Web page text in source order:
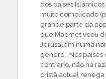
dos países
muito complicado
grande parte da
que Maomet voou
Jerusalém numa
género… Nos
contrário, não há
cristã actual